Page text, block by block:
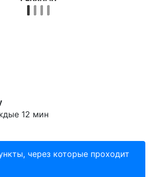
12 мин
через которые проходит